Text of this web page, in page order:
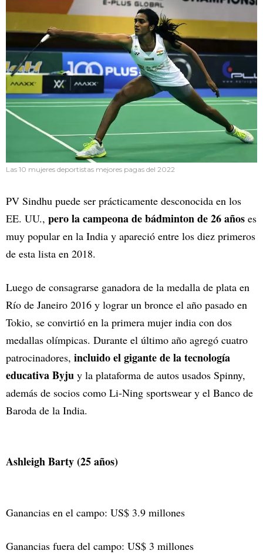
Las 10 mujeres deportistas mejores pagas del 2022
PV Sindhu puede ser prácticamente desconocida en los
EE. UU., pero la campeona de bádminton de 26 años es
muy popular en la India y apareció entre los diez primeros
de esta lista en 2018.
Luego de consagrarse ganadora de la medalla de plata en
Río de Janeiro 2016 y lograr un bronce el año pasado en
Tokio, se convirtió en la primera mujer india con dos
medallas olímpicas. Durante el último año agregó cuatro
patrocinadores, incluido el gigante de la tecnología
educativa Byju y la plataforma de autos usados Spinny,
además de socios como Li-Ning sportswear y el Banco de
Baroda de la India.
Ashleigh Barty (25 años)
Ganancias en el campo: US$ 3.9 millones
Ganancias fuera del campo: US$ 3 millones